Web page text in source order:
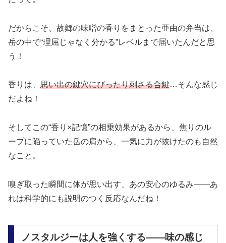
だからこそ、故郷の味噌の香りをまとった亜由の弁当は、
岳の中で“理屈じゃなく分かる”レベルまで届いたんだと思
う！
香りは、 思い出の鍵穴にぴったり刺さる合鍵…そんな感じ
だよね！
そしてこの“香り×記憶”の相乗効果があるから、焦りのル
ープに陥っていた岳の肩から、一気に力が抜けたのも自然
なこと。
嗅ぎ取った瞬間に体が思い出す、あの安心のゆるみ――あ
れは科学的にも説明のつく反応なんだね！
ノスタルジーは人を強くする――味の感じ